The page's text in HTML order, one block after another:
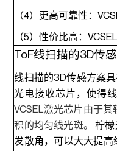
（4）更高可靠性：
（5）性价比高：
ToF线扫描的3D传感
线扫描的3D传感方案
光电接收芯片，使得
VCSEL激光芯片由于
积的均匀线光斑。
柠檬
发散角，可以大大提